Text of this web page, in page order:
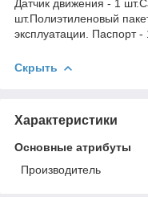
Датчик движения - 1
шт.Полиэтиленовый
эксплуатации. Паспорт -
Скрыть
Характеристики
Основные атрибуты
Производитель